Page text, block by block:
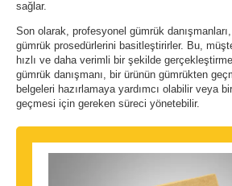
sağlar.
Son olarak, profesyonel gümrük
gümrük prosedürlerini basitleştirirler. Bu,
hızlı ve daha verimli bir şekilde
gümrük danışmanı, bir ürünün gümrükten
belgeleri hazırlamaya yardımcı olabilir veya
geçmesi için gereken süreci yönetebilir.